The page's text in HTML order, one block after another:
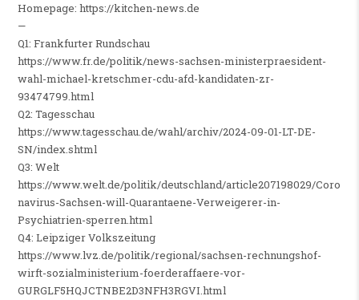
Homepage: https://kitchen-news.de
—
Q1: Frankfurter Rundschau
https://www.fr.de/politik/news-sachsen-ministerpraesident-
wahl-michael-kretschmer-cdu-afd-kandidaten-zr-
93474799.html
Q2: Tagesschau
https://www.tagesschau.de/wahl/archiv/2024-09-01-LT-DE-
SN/index.shtml
Q3: Welt
https://www.welt.de/politik/deutschland/article207198029/Coro
navirus-Sachsen-will-Quarantaene-Verweigerer-in-
Psychiatrien-sperren.html
Q4: Leipziger Volkszeitung
https://www.lvz.de/politik/regional/sachsen-rechnungshof-
wirft-sozialministerium-foerderaffaere-vor-
GURGLF5HQJCTNBE2D3NFH3RGVI.html